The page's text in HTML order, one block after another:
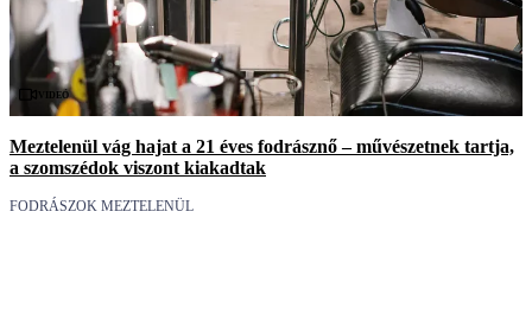
Videó
Meztelenül vág hajat a 21 éves fodrásznő – művészetnek tartja,
a szomszédok viszont kiakadtak
FODRÁSZOK MEZTELENÜL